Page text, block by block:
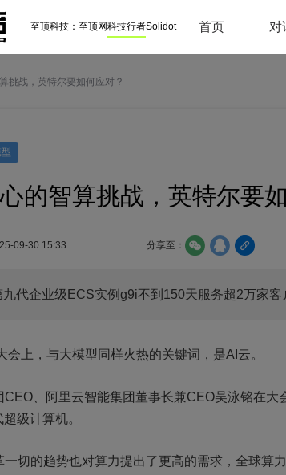
至顶科技： 至顶网科技行者Solidot 首页 对
挑战，英特尔要如何应对？
的智算挑战，英特尔要
09-30 15:33 分享至：
九代企业级ECS实例g9i不到150天服务超2万家客
会上，与大模型同样火热的关键词，是AI云。
CEO、阿里云智能集团董事长兼CEO吴泳铭在
级计算机。
一切的趋势也对算力提出了更高的需求，全球算